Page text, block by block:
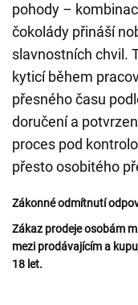
pohody –
čokolády přináší
slavnostních chvil.
kyticí během
přesného času
doručení a
proces pod
přesto osobitého
Zákonné odmítnutí
Zákaz prodeje osobám
mezi prodávajícím a
18 let.